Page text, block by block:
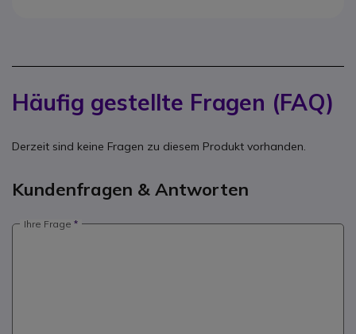
Häufig gestellte Fragen (FAQ)
Derzeit sind keine Fragen zu diesem Produkt vorhanden.
Kundenfragen & Antworten
Ihre Frage